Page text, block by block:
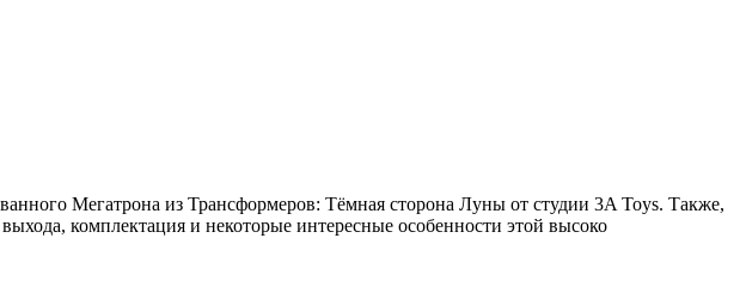
Мегатрона из Трансформеров: Тёмная сторона Луны от студии 3A Toys. Также,
выхода, комплектация и некоторые интересные особенности этой высоко